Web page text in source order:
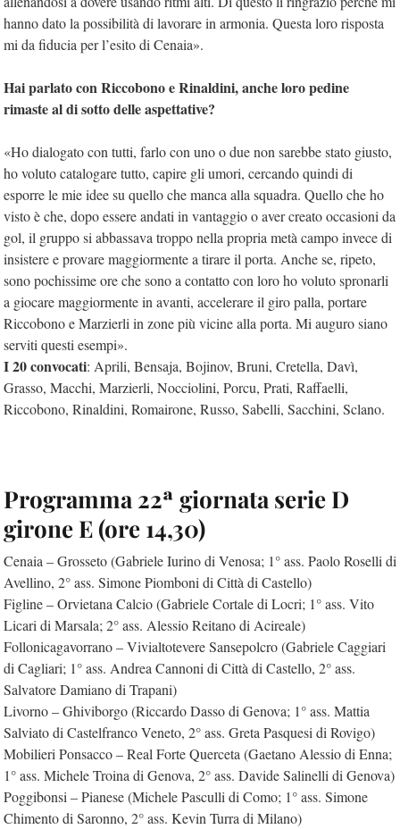
hanno dato la possibilità di lavorare in armonia. Questa loro risposta
mi da fiducia per l’esito di Cenaia».
Hai parlato con Riccobono e Rinaldini, anche loro pedine
rimaste al di sotto delle aspettative?
«Ho dialogato con tutti, farlo con uno o due non sarebbe stato giusto,
ho voluto catalogare tutto, capire gli umori, cercando quindi di
esporre le mie idee su quello che manca alla squadra. Quello che ho
visto è che, dopo essere andati in vantaggio o aver creato occasioni da
gol, il gruppo si abbassava troppo nella propria metà campo invece di
insistere e provare maggiormente a tirare il porta. Anche se, ripeto,
sono pochissime ore che sono a contatto con loro ho voluto spronarli
a giocare maggiormente in avanti, accelerare il giro palla, portare
Riccobono e Marzierli in zone più vicine alla porta. Mi auguro siano
serviti questi esempi».
I 20 convocati: Aprili, Bensaja, Bojinov, Bruni, Cretella, Davì,
Grasso, Macchi, Marzierli, Nocciolini, Porcu, Prati, Raffaelli,
Riccobono, Rinaldini, Romairone, Russo, Sabelli, Sacchini, Sclano.
Programma 22ª giornata serie D
girone E (ore 14,30)
Cenaia – Grosseto (Gabriele Iurino di Venosa; 1° ass. Paolo Roselli di
Avellino, 2° ass. Simone Piomboni di Città di Castello)
Figline – Orvietana Calcio (Gabriele Cortale di Locri; 1° ass. Vito
Licari di Marsala; 2° ass. Alessio Reitano di Acireale)
Follonicagavorrano – Vivialtotevere Sansepolcro (Gabriele Caggiari
di Cagliari; 1° ass. Andrea Cannoni di Città di Castello, 2° ass.
Salvatore Damiano di Trapani)
Livorno – Ghiviborgo (Riccardo Dasso di Genova; 1° ass. Mattia
Salviato di Castelfranco Veneto, 2° ass. Greta Pasquesi di Rovigo)
Mobilieri Ponsacco – Real Forte Querceta (Gaetano Alessio di Enna;
1° ass. Michele Troina di Genova, 2° ass. Davide Salinelli di Genova)
Poggibonsi – Pianese (Michele Pasculli di Como; 1° ass. Simone
Chimento di Saronno, 2° ass. Kevin Turra di Milano)